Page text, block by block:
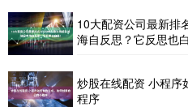
10大配资公司最新排
海自反思？它反思也
炒股在线配资 小程序
程序